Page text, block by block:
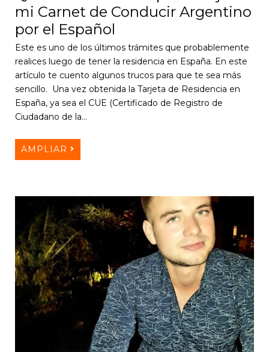
mi Carnet de Conducir Argentino
por el Español
Este es uno de los últimos trámites que probablemente
realices luego de tener la residencia en España. En este
artículo te cuento algunos trucos para que te sea más
sencillo. Una vez obtenida la Tarjeta de Residencia en
España, ya sea el CUE (Certificado de Registro de
Ciudadano de la…
AMPLIAR